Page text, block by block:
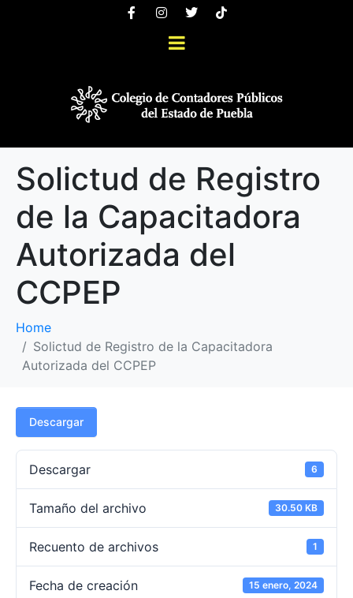
Solictud de Registro
de la Capacitadora
Autorizada del
CCPEP
Home
Solictud de Registro de la Capacitadora
Autorizada del CCPEP
Descargar
Descargar 6
Tamaño del archivo 30.50 KB
Recuento de archivos 1
Fecha de creación 15 enero, 2024